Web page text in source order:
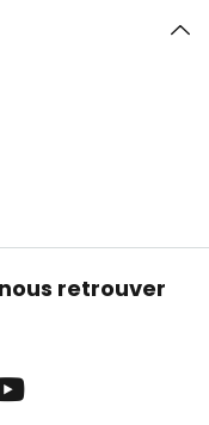
retrouver